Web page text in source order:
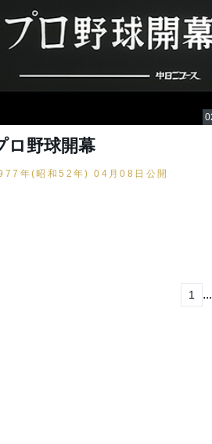
ロ野球開幕
年(昭和52年) 04月08日公開
1 ...